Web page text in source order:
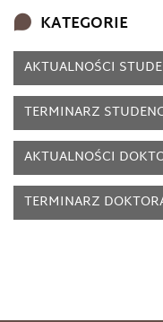
KATEGORIE
AKTUALNOŚCI
TERMINARZ
AKTUALNOŚCI
TERMINARZ